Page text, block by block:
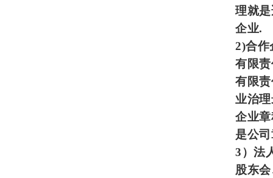
理就
企业.
2)合作
有限
有限
业治
企业
是公
3 ）法
股东